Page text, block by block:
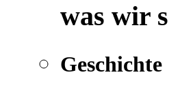
was wir
Geschichte